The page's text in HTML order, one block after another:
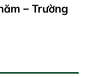
– Trường